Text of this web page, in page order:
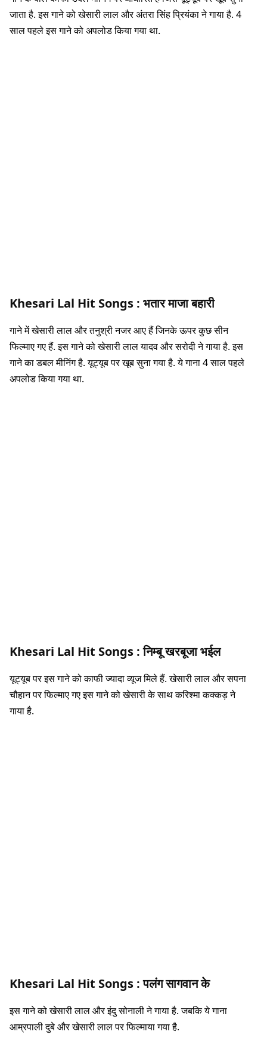
जाता है. इस गाने को खेसारी लाल और अंतरा सिंह प्रियंका ने गाया है. 4
साल पहले इस गाने को अपलोड किया गया था.
Khesari Lal Hit Songs : भतार माजा बहारी
गाने में खेसारी लाल और तनुश्री नजर आए हैं जिनके ऊपर कुछ सीन
फिल्माए गए हैं. इस गाने को खेसारी लाल यादव और सरोदी ने गाया है. इस
गाने का डबल मीनिंग है. यूट्यूब पर खूब सुना गया है. ये गाना 4 साल पहले
अपलोड किया गया था.
Khesari Lal Hit Songs :निम्बू खरबूजा भईल
यूट्यूब पर इस गाने को काफी ज्यादा व्यूज मिले हैं. खेसारी लाल और सपना
चौहान पर फिल्माए गए इस गाने को खेसारी के साथ करिश्मा कक्कड़ ने
गाया है.
Khesari Lal Hit Songs :पलंग सागवान के
इस गाने को खेसारी लाल और इंदु सोनाली ने गाया है. जबकि ये गाना
आम्रपाली दुबे और खेसारी लाल पर फिल्माया गया है.